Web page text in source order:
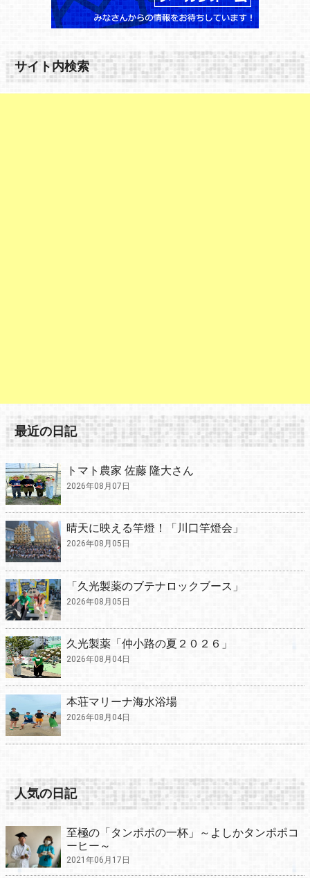
サイト内検索
最近の日記
トマト農家 佐藤 隆大さん
2026年08月07日
晴天に映える竿燈！「川口竿燈会」
2026年08月05日
「久光製薬のブテナロックブース」
2026年08月05日
久光製薬「仲小路の夏２０２６」
2026年08月04日
本荘マリーナ海水浴場
2026年08月04日
人気の日記
至極の「タンポポの一杯」～よしかタンポポコ
ーヒー～
2021年06月17日